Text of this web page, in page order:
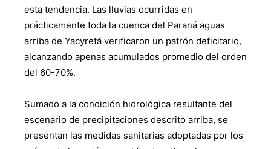
esta tendencia. Las lluvias ocurridas en
prácticamente toda la cuenca del Paraná aguas
arriba de Yacyretá verificaron un patrón deficitario,
alcanzando apenas acumulados promedio del orden
del 60-70%.
Sumado a la condición hidrológica resultante del
escenario de precipitaciones descrito arriba, se
presentan las medidas sanitarias adoptadas por los